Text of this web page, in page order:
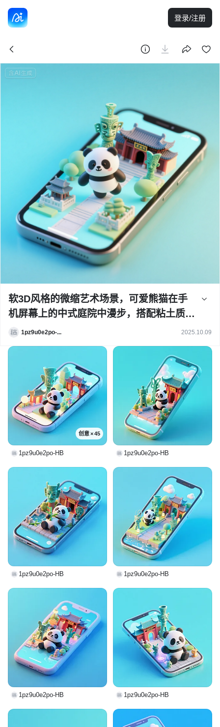
登录/注册
软3D风格的微缩艺术场景，可爱熊猫在手
机屏幕上的中式庭院中漫步，搭配粘土质感
建筑与绿植，清新柔和，充满卡通感与舒适
1pz9u0e2po-... 2025.10.09
创意 × 45
1pz9u0e2po-HB 1pz9u0e2po-HB
1pz9u0e2po-HB 1pz9u0e2po-HB
1pz9u0e2po-HB 1pz9u0e2po-HB